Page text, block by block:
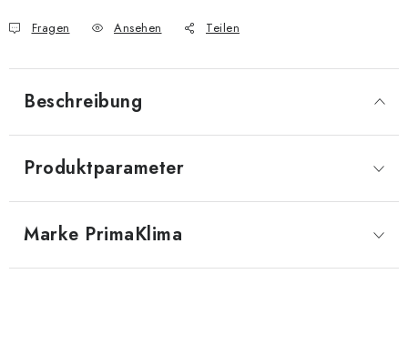
Fragen Ansehen Teilen
Beschreibung
Produktparameter
Marke PrimaKlima